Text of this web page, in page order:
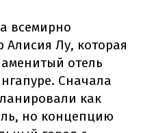
всемирно
Алисия Лу, которая
отель
Сначала
как
но концепцию